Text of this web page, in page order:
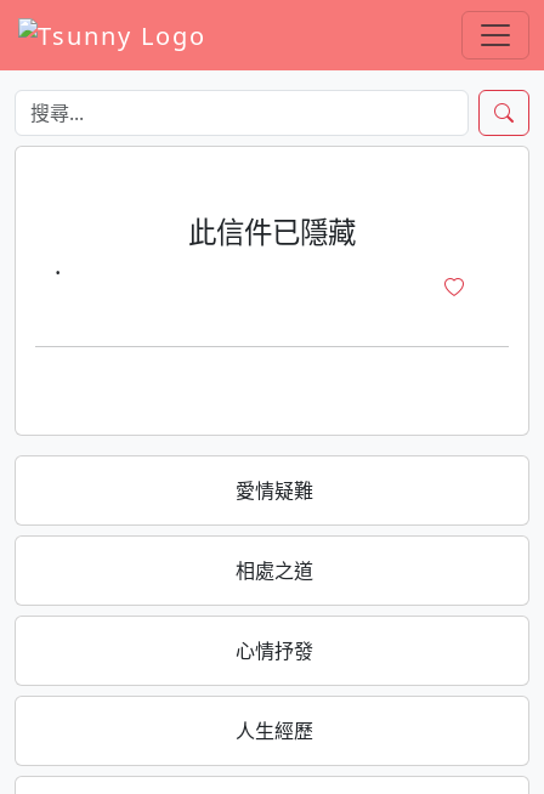
愛情疑難
相處之道
心情抒發
人生經歷
此信件已隱藏
·